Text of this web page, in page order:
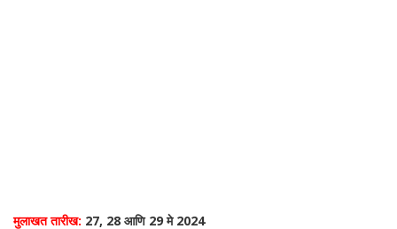
मुलाखत तारीख: 27, 28 आणि 29 मे 2024